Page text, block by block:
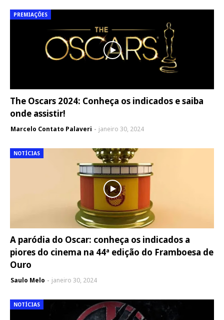
PREMIAÇÕES
The Oscars 2024: Conheça os indicados e saiba
onde assistir!
Marcelo Contato Palaveri janeiro 30, 2024
NOTÍCIAS
A paródia do Oscar: conheça os indicados a
piores do cinema na 44ª edição do Framboesa de
Ouro
Saulo Melo janeiro 30, 2024
NOTÍCIAS